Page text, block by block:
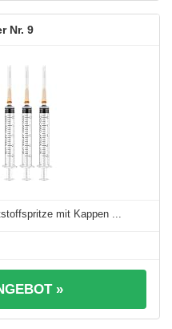
9
mit Kappen ...
»